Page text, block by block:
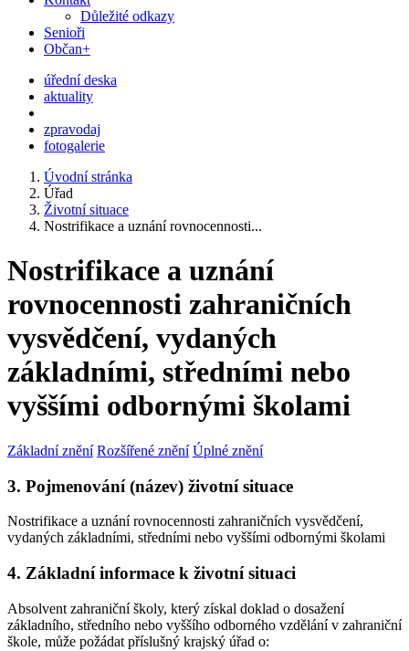
Důležité odkazy
Senioři
Občan+
úřední deska
aktuality
zpravodaj
fotogalerie
Úvodní stránka
Úřad
Životní situace
Nostrifikace a uznání rovnocennosti...
Nostrifikace a uznání
rovnocennosti zahraničních
vysvědčení, vydaných
základními, středními nebo
vyššími odbornými školami
Základní znění Rozšířené znění Úplné znění
3. Pojmenování (název) životní situace
Nostrifikace a uznání rovnocennosti zahraničních vysvědčení,
vydaných základními, středními nebo vyššími odbornými školami
4. Základní informace k životní situaci
Absolvent zahraniční školy, který získal doklad o dosažení
základního, středního nebo vyššího odborného vzdělání v zahraniční
škole, může požádat příslušný krajský úřad o: